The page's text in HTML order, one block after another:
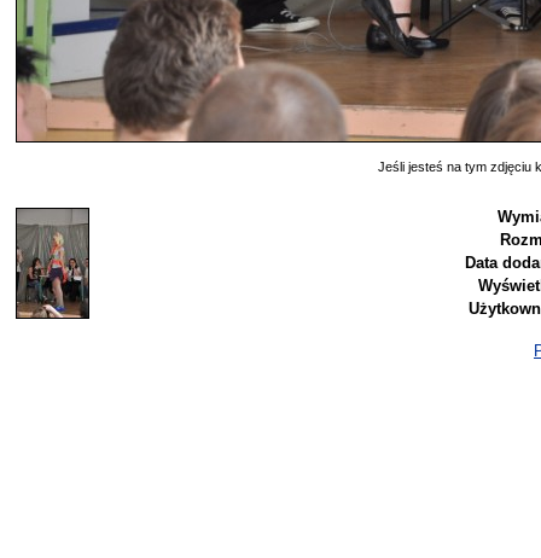
Jeśli jesteś na tym zdjęciu
Data